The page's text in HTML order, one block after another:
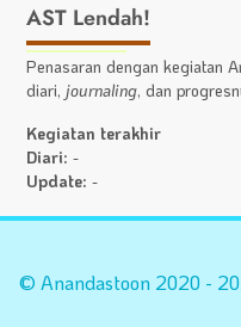
AST Lendah!
Penasaran dengan kegiatan
diari, journaling, dan
Kegiatan terakhir
Diari:-
Update:-
Statistik
© Anandastoon 2020 -